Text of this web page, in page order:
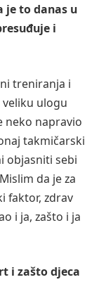
je to danas u
i
treniranja i
ulogu
neko napravio
takmičarski
objasniti sebi
da je za
faktor, zdrav
i ja, zašto i ja
i zašto djeca